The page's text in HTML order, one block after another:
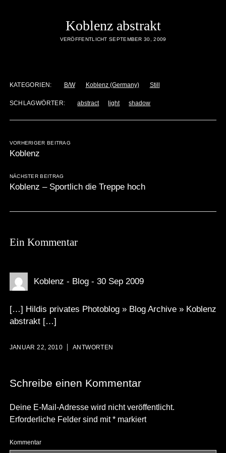
Koblenz abstrakt
VERÖFFENTLICHT SEPTEMBER 30, 2009
KATEGORIEN: B/W Koblenz (Germany) Still
SCHLAGWÖRTER: abstract light shadow
VORHERIGER BEITRAG
Koblenz
NÄCHSTER BEITRAG
Koblenz – Sportlich die Treppe hoch
Ein Kommentar
Koblenz - Blog - 30 Sep 2009
[…] Hildis privates Photoblog » Blog Archive » Koblenz
abstrakt […]
JANUAR 22, 2010 ANTWORTEN
Schreibe einen Kommentar
Deine E-Mail-Adresse wird nicht veröffentlicht.
Erforderliche Felder sind mit*markiert
Kommentar